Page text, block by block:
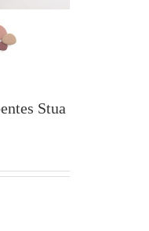
Stua